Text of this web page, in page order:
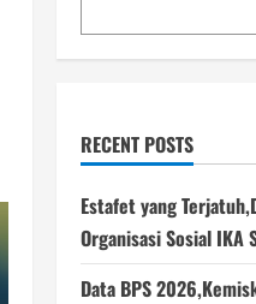
RECENT POSTS
Estafet yang
Organisasi Sosial IKA
Data BPS